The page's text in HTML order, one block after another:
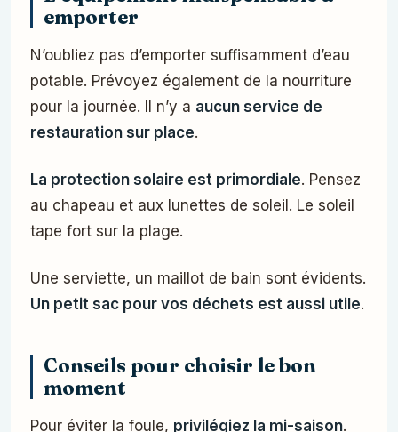
emporter
N’oubliez pas d’emporter suffisamment d’eau
potable. Prévoyez également de la nourriture
pour la journée. Il n’y a aucun service de
restauration sur place.
La protection solaire est primordiale. Pensez
au chapeau et aux lunettes de soleil. Le soleil
tape fort sur la plage.
Une serviette, un maillot de bain sont évidents.
Un petit sac pour vos déchets est aussi utile.
Conseils pour choisir le bon
moment
Pour éviter la foule, privilégiez la mi-saison.